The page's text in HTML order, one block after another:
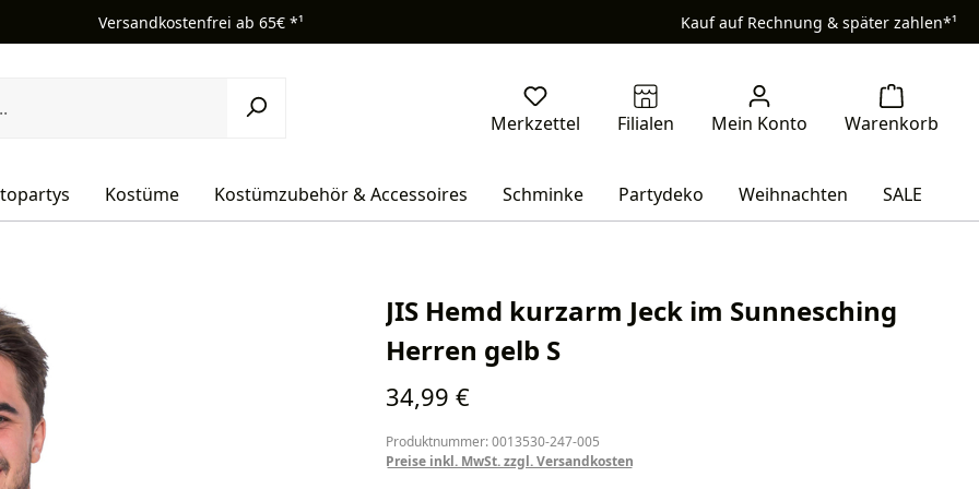
Versandkostenfrei ab 65€ *¹ Kauf auf Rechnung & später zahlen*¹
Kostüme Kostümzubehör & Accessoires Schminke Partydeko Weihnachten SALE
JIS Hemd kurzarm Jeck im Sunnesching
Herren gelb S
Regulärer Preis:
34,99 €
Produktnummer: 0013530-247-005
Preise inkl. MwSt. zzgl. Versandkosten